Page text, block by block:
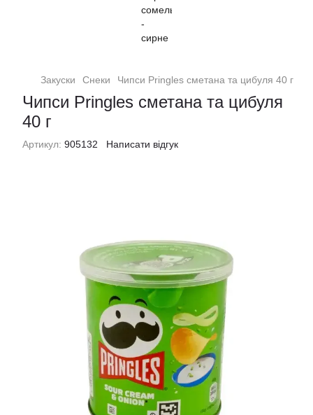
Закуски Снеки Чипси Pringles сметана та цибуля 40 г
Чипси Pringles сметана та цибуля
40 г
Артикул: 905132 Написати відгук